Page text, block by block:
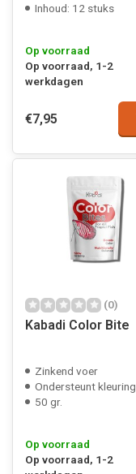
Inhoud: 12 stuks
Op voorraad
Op voorraad, 1-2
werkdagen
€7,95
(0)
Kabadi Color Bite
Zinkend voer
Ondersteunt kleuring
50 gr.
Op voorraad
Op voorraad, 1-2